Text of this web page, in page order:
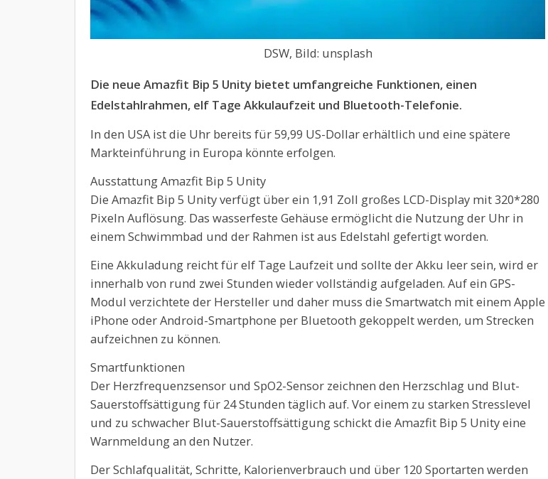
DSW, Bild: unsplash
Die neue Amazfit Bip 5 Unity bietet umfangreiche Funktionen, einen
Edelstahlrahmen, elf Tage Akkulaufzeit und Bluetooth-Telefonie.
In den USA ist die Uhr bereits für 59,99 US-Dollar erhältlich und eine spätere
Markteinführung in Europa könnte erfolgen.
Ausstattung Amazfit Bip 5 Unity
Die Amazfit Bip 5 Unity verfügt über ein 1,91 Zoll großes LCD-Display mit 320*280
Pixeln Auflösung. Das wasserfeste Gehäuse ermöglicht die Nutzung der Uhr in
einem Schwimmbad und der Rahmen ist aus Edelstahl gefertigt worden.
Eine Akkuladung reicht für elf Tage Laufzeit und sollte der Akku leer sein, wird er
innerhalb von rund zwei Stunden wieder vollständig aufgeladen. Auf ein GPS-
Modul verzichtete der Hersteller und daher muss die Smartwatch mit einem Apple
iPhone oder Android-Smartphone per Bluetooth gekoppelt werden, um Strecken
aufzeichnen zu können.
Smartfunktionen
Der Herzfrequenzsensor und SpO2-Sensor zeichnen den Herzschlag und Blut-
Sauerstoffsättigung für 24 Stunden täglich auf. Vor einem zu starken Stresslevel
und zu schwacher Blut-Sauerstoffsättigung schickt die Amazfit Bip 5 Unity eine
Warnmeldung an den Nutzer.
Der Schlafqualität, Schritte, Kalorienverbrauch und über 120 Sportarten werden